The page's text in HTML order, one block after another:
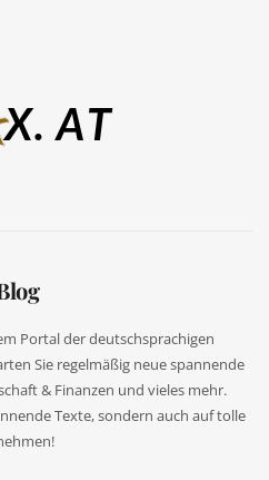
Portal der deutschsprachigen
Sie regelmäßig neue spannende
& Finanzen und vieles mehr.
Texte, sondern auch auf tolle